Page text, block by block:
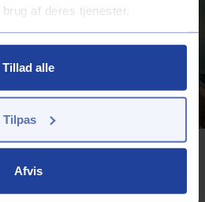
af deres tjenester.
Tillad alle
Tilpas
Afvis
Extra
tilsat en større mængde
og mere effektiv